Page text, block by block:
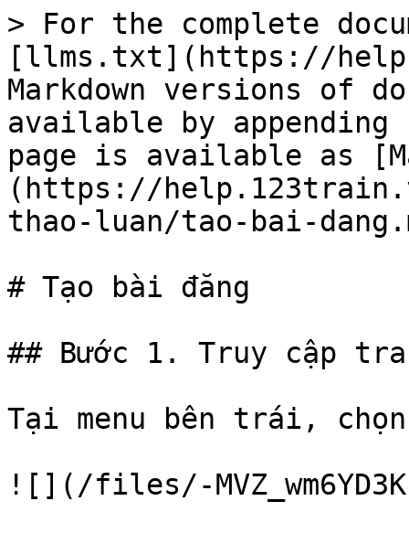
> For the complete
[llms.txt](https://
Markdown versions of
available by
page is available as
(https://
thao-luan/tao-bai-
# Tạo bài đăng
## Bước 1. Truy cập
Tại menu bên trái,
![](/files/-